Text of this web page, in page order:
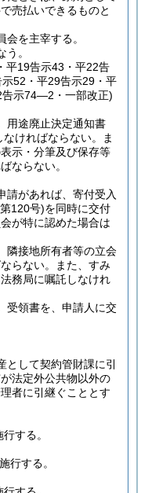
売払いできるものと
を主宰する。
。
平19告示43・平22告
52・平29告示29・平
告示74―2・一部改正)
用途廃止決定通知書
ければならない。
ま
示・分筆及び保存等
ならない。
請があれば、寄付受入
120号)を同時に交付
が特に認めた場合は
隣接地所有者等の立会
らない。
また、すみ
務局に嘱託しなけれ
受領書を、申請人に交
として契約管財課に引
法定外公共物以外の
者に引継ぐこととす
する。
行する。